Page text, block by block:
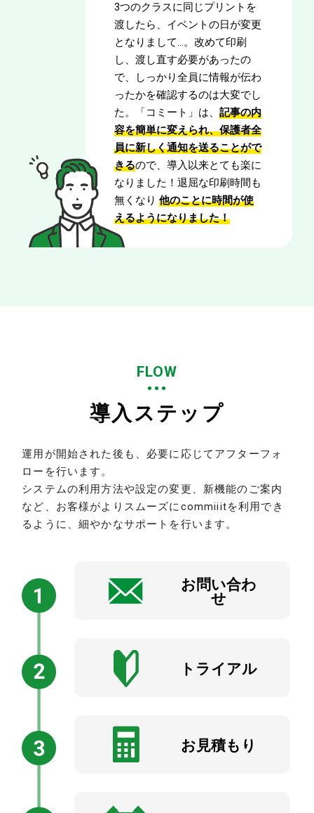
3つのクラスに同じプリントを
渡したら、イベントの日が変更
となりまして…。改めて印刷
し、渡し直す必要があったの
で、しっかり全員に情報が伝わ
ったかを確認するのは大変でし
た。「コミート」は、記事の内
容を簡単に変えられ、保護者全
員に新しく通知を送ることがで
きるので、導入以来とても楽に
なりました！退屈な印刷時間も
無くなり他のことに時間が使
えるようになりました！
FLOW
導入ステップ
運用が開始された後も、必要に応じてアフターフォ
ローを行います。
システムの利用方法や設定の変更、新機能のご案内
など、お客様がよりスムーズにcommiiitを利用でき
るように、細やかなサポートを行います。
お問い合わ
せ
トライアル
お見積もり